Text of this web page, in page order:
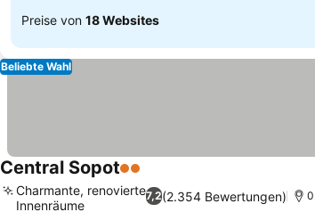
Preise von 18 Websites
Beliebte Wahl
Central Sopot2 Sterne
7,2(2.354 Bewertungen)
Charmante, renovierte
Innenräume